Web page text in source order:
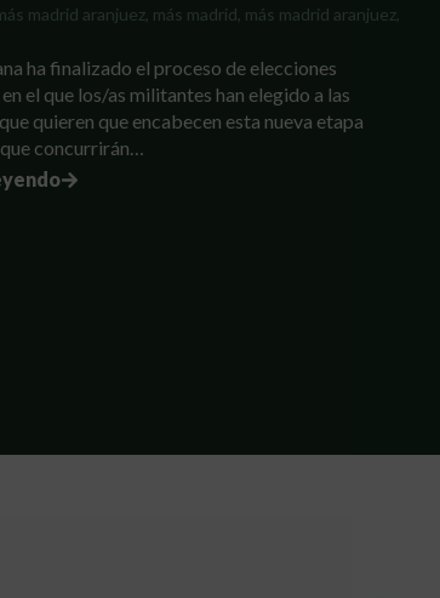
madrid aranjuez más madrid más madrid aranjuez
ha finalizado el proceso de elecciones
el que los/as militantes han elegido a las
quieren que encabecen esta nueva etapa
concurrirán…